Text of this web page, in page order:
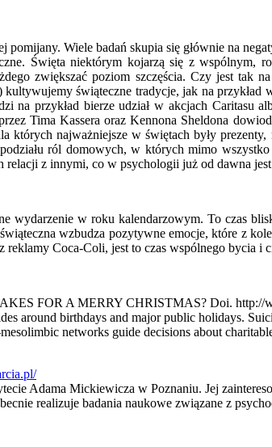
Wiele badań skupia się głównie na
Święta niektórym kojarzą się z wspólnym,
zwiększać poziom szczęścia. Czy jest tak
świąteczne tradycje, jak na
na przykład bierze udział w akcjach Caritasu
Tima Kassera oraz Kennona Sheldona
najważniejsze w świętach były
ról domowych, w których mimo
z innymi, co w psychologii już od dawna
wydarzenie w roku kalendarzowym. To czas
wzbudza pozytywne emocje, które z
reklamy Coca-Coli, jest to czas wspólnego bycia
FOR A MERRY CHRISTMAS? Doi. http://
around birthdays and major public holidays.
networks guide decisions about
Adama Mickiewicza w Poznaniu. Jej
realizuje badania naukowe związane z